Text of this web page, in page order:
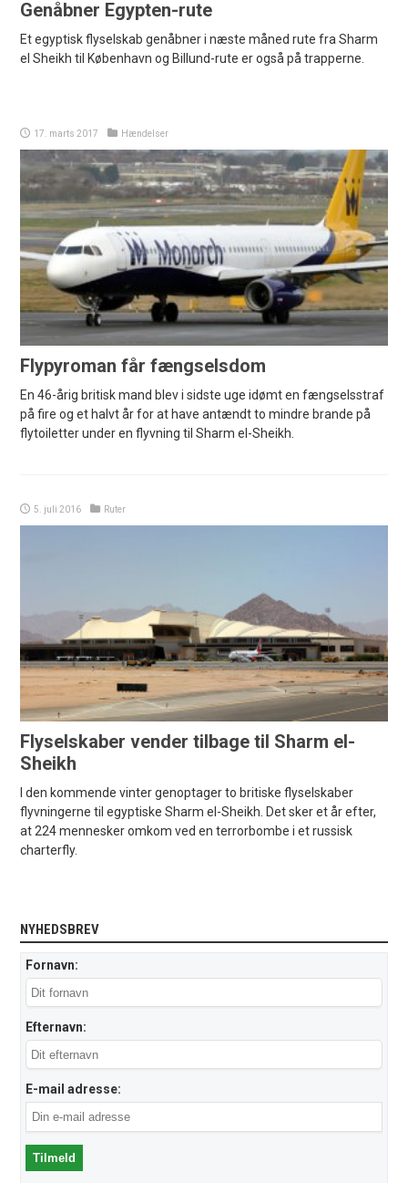
Genåbner Egypten-rute
Et egyptisk flyselskab genåbner i næste måned rute fra Sharm
el Sheikh til København og Billund-rute er også på trapperne.
17. marts 2017 Hændelser
Flypyroman får fængselsdom
En 46-årig britisk mand blev i sidste uge idømt en fængselsstraf
på fire og et halvt år for at have antændt to mindre brande på
flytoiletter under en flyvning til Sharm el-Sheikh.
5. juli 2016 Ruter
Flyselskaber vender tilbage til Sharm el-
Sheikh
I den kommende vinter genoptager to britiske flyselskaber
flyvningerne til egyptiske Sharm el-Sheikh. Det sker et år efter,
at 224 mennesker omkom ved en terrorbombe i et russisk
charterfly.
NYHEDSBREV
Fornavn:
Efternavn:
E-mail adresse: